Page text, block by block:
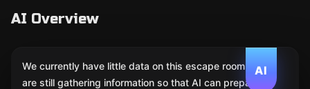
AI Overview
AI
We currently have little data on this escape room. We
are still gathering information so that AI can prepare